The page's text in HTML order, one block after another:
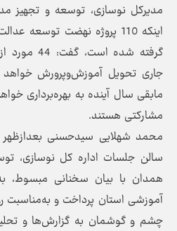
مدیرکل نوسازی، توسعه و تجهیز
اینکه 110 پروژه نهضت
گرفته شده
مابقی سال آینده به بهره‌برداری
مشارکتی هستند.
محمد شهلایی‌ سیدحسنی بعدازظهر
سالن جلسات اداره کل نوسازی،
همدان با بیان سخنانی مبسوط،
آموزشی استان پرداخت و به‌مناسبت
چشم و گوشمان به گزارش‌ها و